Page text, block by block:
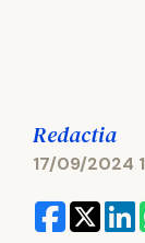
Redactia
17/09/2024